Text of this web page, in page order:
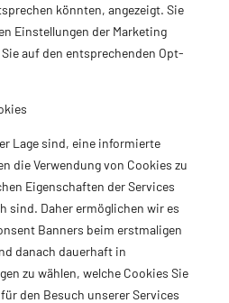
könnten, angezeigt. Sie
Einstellungen der Marketing
auf den entsprechenden Opt-
Lage sind, eine informierte
die Verwendung von Cookies zu
Eigenschaften der Services
sind. Daher ermöglichen wir es
Banners beim erstmaligen
danach dauerhaft in
zu wählen, welche Cookies Sie
den Besuch unserer Services